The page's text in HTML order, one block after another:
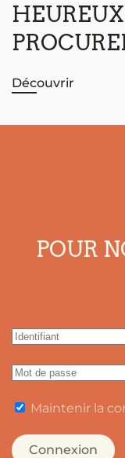
Découvrir
POUR
Maintenir la
Connexion